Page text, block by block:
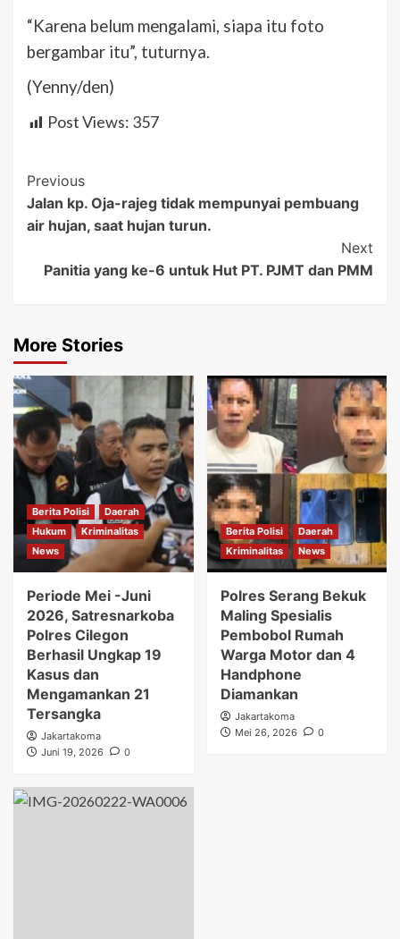
“Karena belum mengalami, siapa itu foto
bergambar itu”, tuturnya.
(Yenny/den)
Post Views: 357
Post
Navigation
Previous
Jalan kp. Oja-rajeg tidak mempunyai pembuang
air hujan, saat hujan turun.
Next
Panitia yang ke-6 untuk Hut PT. PJMT dan PMM
More Stories
Berita Polisi
Daerah
Hukum
Kriminalitas
News
Periode Mei -Juni
2026, Satresnarkoba
Polres Cilegon
Berhasil Ungkap 19
Kasus dan
Mengamankan 21
Tersangka
Jakartakoma
Juni 19, 2026
0
Berita Polisi
Daerah
Kriminalitas
News
Polres Serang Bekuk
Maling Spesialis
Pembobol Rumah
Warga Motor dan 4
Handphone
Diamankan
Jakartakoma
Mei 26, 2026
0